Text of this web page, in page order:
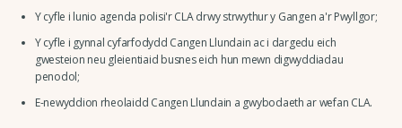
Y cyfle i lunio agenda polisi'r CLA drwy strwythur y Gangen a'r Pwyllgor;
Y cyfle i gynnal cyfarfodydd Cangen Llundain ac i dargedu eich
gwesteion neu gleientiaid busnes eich hun mewn digwyddiadau
penodol;
E-newyddion rheolaidd Cangen Llundain a gwybodaeth ar wefan CLA.